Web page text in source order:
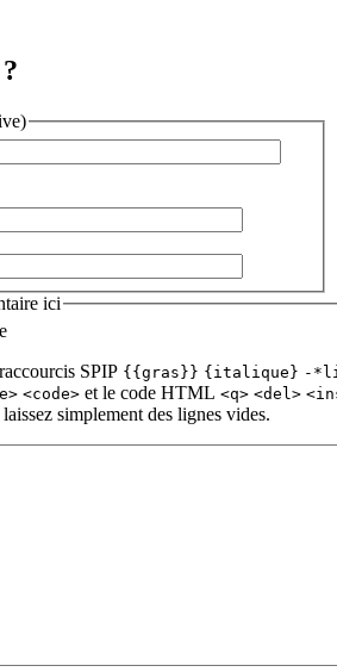
ici
SPIP {{gras}} {italique} -
<code> et le code HTML <q> <del>
simplement des lignes vides.